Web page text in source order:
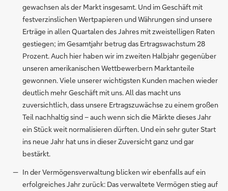
gewachsen als der Markt insgesamt. Und im Geschäft mit
festverzinslichen Wertpapieren und Währungen sind unsere
Erträge in allen Quartalen des Jahres mit zweistelligen Raten
gestiegen; im Gesamtjahr betrug das Ertragswachstum 28
Prozent. Auch hier haben wir im zweiten Halbjahr gegenüber
unseren amerikanischen Wettbewerbern Marktanteile
gewonnen. Viele unserer wichtigsten Kunden machen wieder
deutlich mehr Geschäft mit uns. All das macht uns
zuversichtlich, dass unsere Ertragszuwächse zu einem großen
Teil nachhaltig sind – auch wenn sich die Märkte dieses Jahr
ein Stück weit normalisieren dürften. Und ein sehr guter Start
ins neue Jahr hat uns in dieser Zuversicht ganz und gar
bestärkt.
In der Vermögensverwaltung blicken wir ebenfalls auf ein
erfolgreiches Jahr zurück: Das verwaltete Vermögen stieg auf